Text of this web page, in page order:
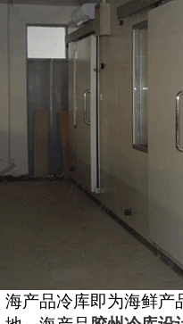
海产品冷库即为海鲜产